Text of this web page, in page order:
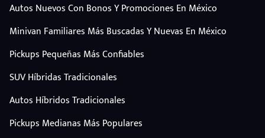
Autos Nuevos Con Bonos Y Promociones En México
Minivan Familiares Más Buscadas Y Nuevas En México
Pickups Pequeñas Más Confiables
SUV Híbridas Tradicionales
Autos Híbridos Tradicionales
Pickups Medianas Más Populares